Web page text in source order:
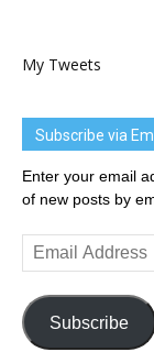
My Tweets
Subscribe via
Enter your email
of new posts by
Email
Address
Subscribe